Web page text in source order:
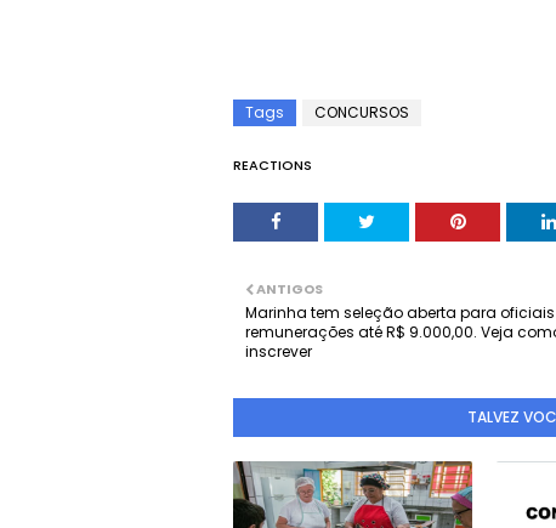
Tags CONCURSOS
REACTIONS
ANTIGOS
Marinha tem seleção aberta para
remunerações até R$ 9.000,00. Veja
inscrever
TALVEZ